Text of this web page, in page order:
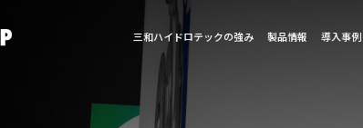
三和ハイドロテックの強み 製品情報 導入事例